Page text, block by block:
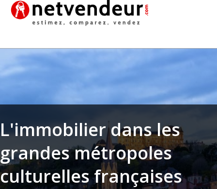
L'immobilier dans les
grandes métropoles
culturelles françaises